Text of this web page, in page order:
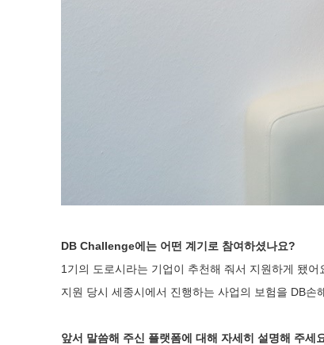
DB Challenge에는 어떤 계기로 참여하셨나요?
1기의 도로시라는 기업이 추천해 줘서 지원하게 됐어
지원 당시 세종시에서 진행하는 사업의 보험을 DB
앞서 말씀해 주신 플랫폼에 대해 자세히 설명해 주세